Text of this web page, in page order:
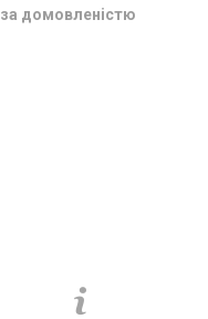
за домовленістю